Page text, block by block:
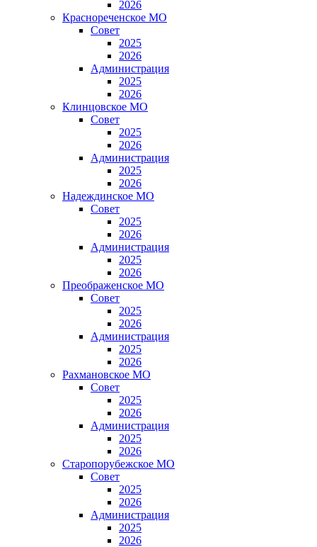
2026
Краснореченское МО
Совет
2025
2026
Администрация
2025
2026
Клинцовское МО
Совет
2025
2026
Администрация
2025
2026
Надеждинское МО
Совет
2025
2026
Администрация
2025
2026
Преображенское МО
Совет
2025
2026
Администрация
2025
2026
Рахмановское МО
Совет
2025
2026
Администрация
2025
2026
Старопорубежское МО
Совет
2025
2026
Администрация
2025
2026